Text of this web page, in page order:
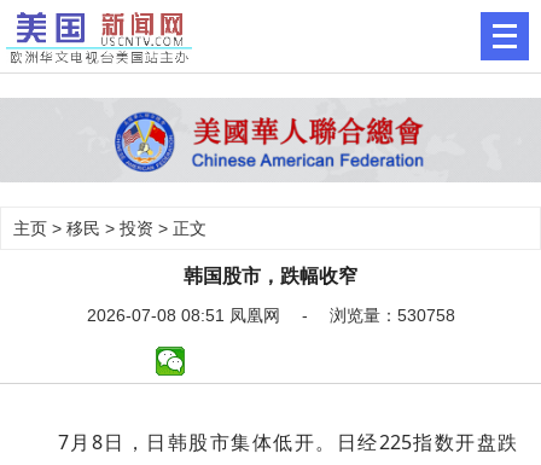
主页 > 移民 > 投资 > 正文
韩国股市，跌幅收窄
2026-07-08 08:51 凤凰网 - 浏览量：530758
7月8日，日韩股市集体低开。日经225指数开盘跌